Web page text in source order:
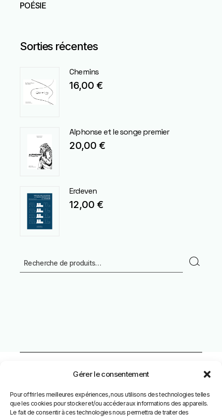
Gérer le consentement
Pour offrir les meilleures expériences, nous utilisons des technologies telles
que les cookies pour stocker et/ou accéder aux informations des appareils.
Le fait de consentir à ces technologies nous permettra de traiter des
POÉSIE
Sorties récentes
Chemins
16,00 €
Alphonse et le songe premier
20,00 €
Erdeven
12,00 €
Facebook